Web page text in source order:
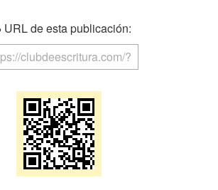
URL de esta publicación: